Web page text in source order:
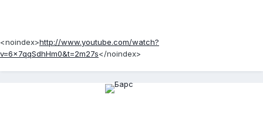
<noindex>http://www.youtube.com/watch?
v=6x7qqSdhHm0&t=2m27s</noindex>